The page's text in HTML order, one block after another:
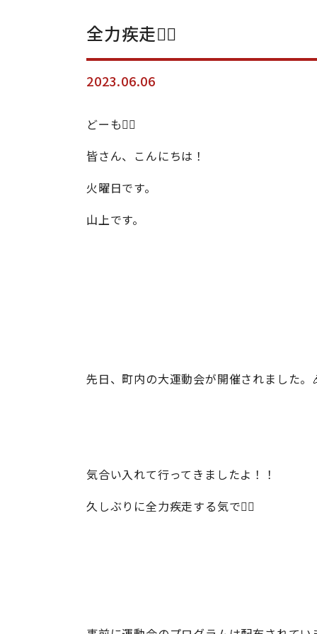
全力疾走🏃‍♂️
2023.06.06
どーも🙋‍♂️
皆さん、こんにちは！
火曜日です。
山上です。
先日、町内の大運動会が開催されました。
気合い入れて行ってきましたよ！！
久しぶりに全力疾走する気で🏃‍♂️